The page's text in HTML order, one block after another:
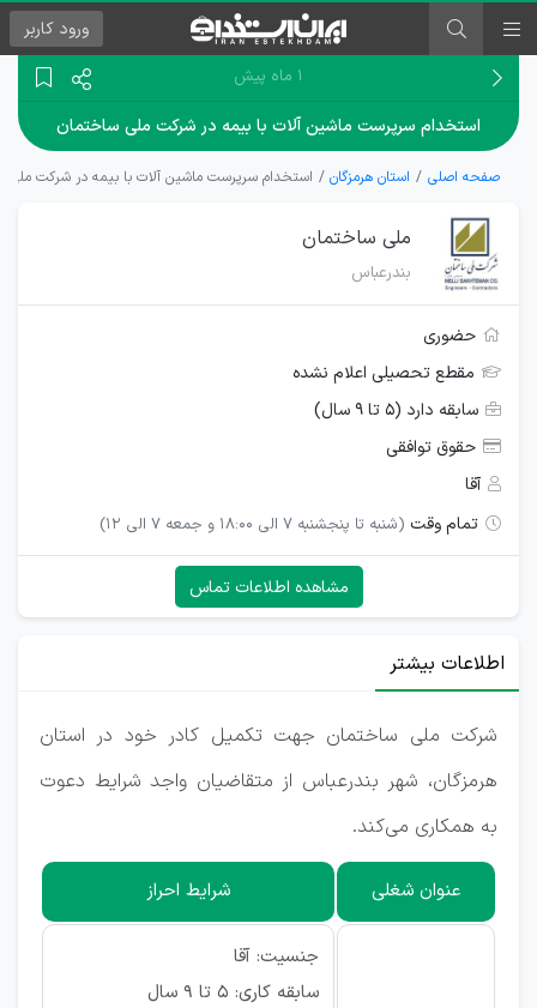
ورود کاربر
۱ ماه پیش
استخدام سرپرست ماشین آلات با بیمه در شرکت ملی ساختمان
صفحه اصلی استان هرمزگان استخدام سرپرست ماشین آلات با بیمه در شرکت ملی
ملی ساختمان
بندرعباس
حضوری
مقطع تحصیلی اعلام نشده
سابقه دارد (۵ تا ۹ سال)
حقوق توافقی
آقا
تمام وقت (شنبه تا پنجشنبه 7 الی 18:00 و جمعه 7 الی 12)
مشاهده اطلاعات تماس
اطلاعات بیشتر
شرکت ملی ساختمان جهت تکمیل کادر خود در استان
هرمزگان، شهر بندرعباس از متقاضیان واجد شرایط دعوت
به همکاری می‌کند.
عنوان شغلی شرایط احراز
جنسیت: آقا
سابقه کاری: ۵ تا ۹ سال